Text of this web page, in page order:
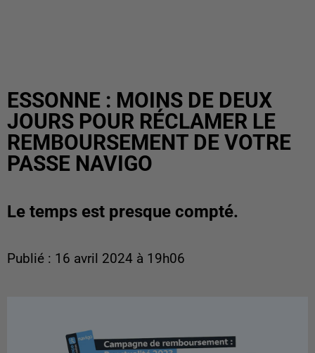
ESSONNE : MOINS DE DEUX
JOURS POUR RÉCLAMER LE
REMBOURSEMENT DE VOTRE
PASSE NAVIGO
Le temps est presque compté.
Publié : 16 avril 2024 à 19h06